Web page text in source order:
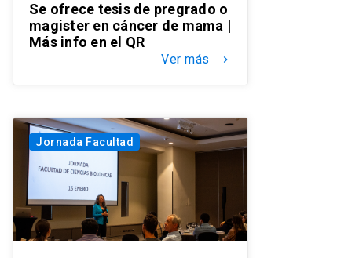
Se ofrece tesis de pregrado o
magister en cáncer de mama |
Más info en el QR
Ver más keyboard_arrow_right
Jornada Facultad